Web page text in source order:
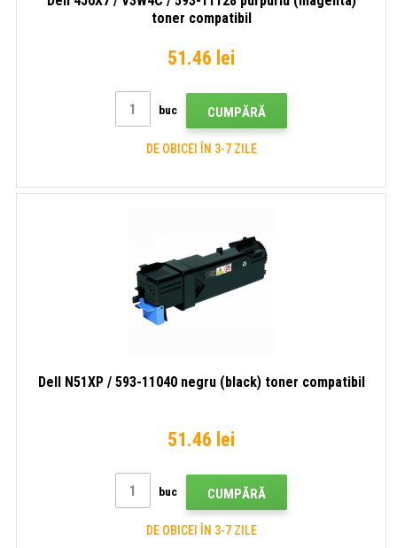
toner compatibil
51.46 lei
buc CUMPĂRĂ
DE OBICEI ÎN 3-7 ZILE
Dell N51XP / 593-11040 negru (black) toner compatibil
51.46 lei
buc CUMPĂRĂ
DE OBICEI ÎN 3-7 ZILE